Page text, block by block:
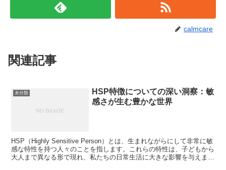
calmcare
関連記事
未分類
HSP特徴についての深い洞察：敏
感さが生む豊かな世界
HSP（Highly Sensitive Person）とは、生まれながらにして非常に敏
感な特性を持つ人々のことを指します。これらの特性は、子どもから
大人まで異なる形で現れ、私たちの日常生活に大きな影響を与えま